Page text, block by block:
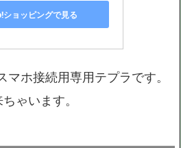
ショッピングで見る
ホ接続用専用テプラです。
ゃいます。